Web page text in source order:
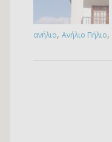
ανήλιο, Ανήλιο Πήλιο,